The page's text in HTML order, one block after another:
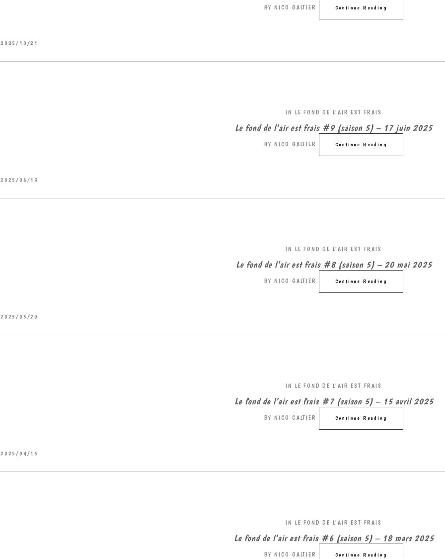
BY NICO GALTIER Continue Reading
2025/10/21
IN LE FOND DE L'AIR EST FRAIS
Le fond de l’air est frais #9 (saison 5) – 17 juin 2025
BY NICO GALTIER Continue Reading
2025/06/19
IN LE FOND DE L'AIR EST FRAIS
Le fond de l’air est frais #8 (saison 5) – 20 mai 2025
BY NICO GALTIER Continue Reading
2025/05/20
IN LE FOND DE L'AIR EST FRAIS
Le fond de l’air est frais #7 (saison 5) – 15 avril 2025
BY NICO GALTIER Continue Reading
2025/04/15
IN LE FOND DE L'AIR EST FRAIS
Le fond de l’air est frais #6 (saison 5) – 18 mars 2025
BY NICO GALTIER Continue Reading